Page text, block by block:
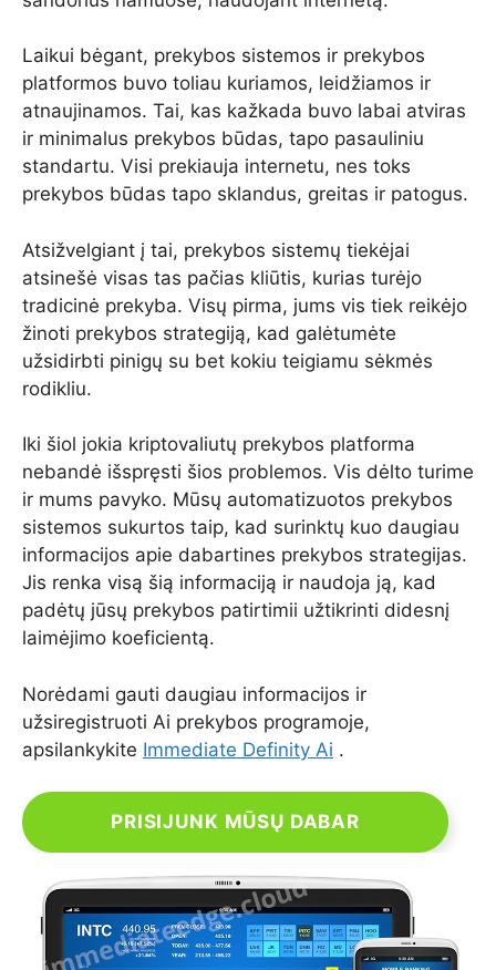
Laikui bėgant, prekybos sistemos ir prekybos
platformos buvo toliau kuriamos, leidžiamos ir
atnaujinamos. Tai, kas kažkada buvo labai atviras
ir minimalus prekybos būdas, tapo pasauliniu
standartu. Visi prekiauja internetu, nes toks
prekybos būdas tapo sklandus, greitas ir patogus.
Atsižvelgiant į tai, prekybos sistemų tiekėjai
atsinešė visas tas pačias kliūtis, kurias turėjo
tradicinė prekyba. Visų pirma, jums vis tiek reikėjo
žinoti prekybos strategiją, kad galėtumėte
užsidirbti pinigų su bet kokiu teigiamu sėkmės
rodikliu.
Iki šiol jokia kriptovaliutų prekybos platforma
nebandė išspręsti šios problemos. Vis dėlto turime
ir mums pavyko. Mūsų automatizuotos prekybos
sistemos sukurtos taip, kad surinktų kuo daugiau
informacijos apie dabartines prekybos strategijas.
Jis renka visą šią informaciją ir naudoja ją, kad
padėtų jūsų prekybos patirtimii užtikrinti didesnį
laimėjimo koeficientą.
Norėdami gauti daugiau informacijos ir
užsiregistruoti Ai prekybos programoje,
apsilankykite Immediate Definity Ai .
PRISIJUNK MŪSŲ DABAR